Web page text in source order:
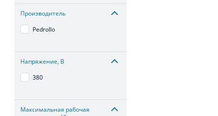
Производитель
Pedrollo
Напряжение, В
380
Максимальная рабочая